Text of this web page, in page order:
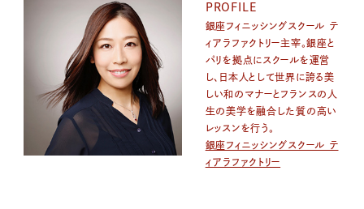
PROFILE
銀座フィニッシングスクール テ
ィアラファクトリー主宰。銀座と
パリを拠点にスクールを運営
し、日本人として世界に誇る美
しい和のマナーとフランスの人
生の美学を融合した質の高い
レッスンを行う。
銀座フィニッシングスクール テ
ィアラファクトリー